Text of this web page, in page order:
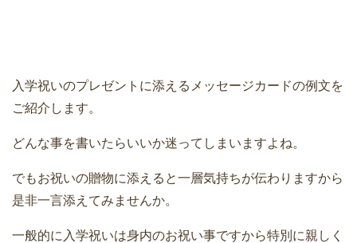
入学祝いのプレゼントに添えるメッセージカードの例文を
ご紹介します。
どんな事を書いたらいいか迷ってしまいますよね。
でもお祝いの贈物に添えると一層気持ちが伝わりますから
是非一言添えてみませんか。
一般的に入学祝いは身内のお祝い事ですから特別に親しく